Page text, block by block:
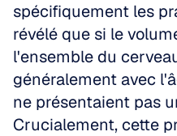
spécifiquement les
révélé que si le
l'ensemble du
généralement avec
ne présentaient pas
Crucialement, cette